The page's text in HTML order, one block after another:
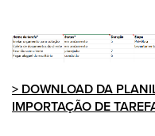
> DOWNLOAD DA
IMPORTAÇÃO DE